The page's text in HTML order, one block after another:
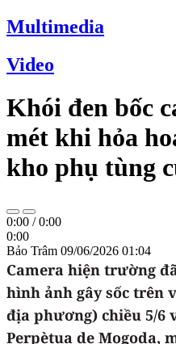
Multimedia
Video
Khói đen bốc
mét khi hỏa
kho phụ tùng
0:00 /0:00
0:00
Bảo Trâm 09/06/2026 01:04
Camera hiện trường
hình ảnh gây sốc trên
địa phương) chiều 5/6
Perpètua de Mogoda,